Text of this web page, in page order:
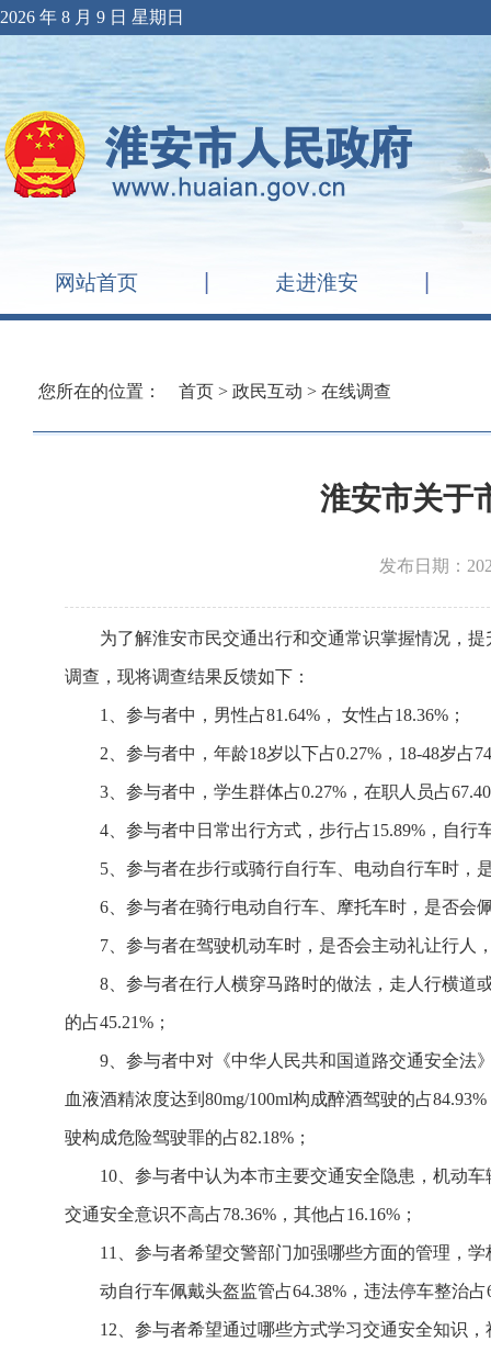
2026 年 8 月 9 日 星期日
网站首页 走进淮安
您所在的位置： 首页 > 政民互动 > 在线调查
淮安市关于
发布日期：
为了解淮安市民交通出行和交通常识掌握情况，
调查，现将调查结果反馈如下：
1、参与者中，男性占81.64%， 女性占18.36%；
2、参与者中，年龄18岁以下占0.27%，18-48岁占
3、参与者中，学生群体占0.27%，在职人员占
4、参与者中日常出行方式，步行占15.89%，自行
5、参与者在步行或骑行自行车、电动自行车时，
6、参与者在骑行电动自行车、摩托车时，是否会
7、参与者在驾驶机动车时，是否会主动礼让行人
8、参与者在行人横穿马路时的做法，走人行横道
的占45.21%；
9、参与者中对《中华人民共和国道路交通安全法
血液酒精浓度达到80mg/100ml构成醉酒驾驶的占
驶构成危险驾驶罪的占82.18%；
10、参与者中认为本市主要交通安全隐患，机动
交通安全意识不高占78.36%，其他占16.16%；
11、参与者希望交警部门加强哪些方面的管理，
动自行车佩戴头盔监管占64.38%，违法停车整治占
12、参与者希望通过哪些方式学习交通安全知识